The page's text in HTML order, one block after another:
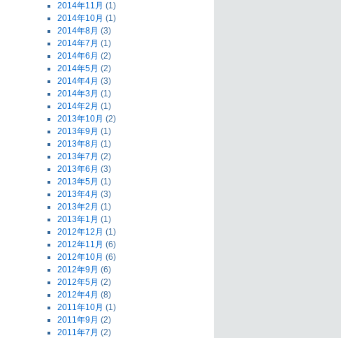
2014年11月 (1)
2014年10月 (1)
2014年8月 (3)
2014年7月 (1)
2014年6月 (2)
2014年5月 (2)
2014年4月 (3)
2014年3月 (1)
2014年2月 (1)
2013年10月 (2)
2013年9月 (1)
2013年8月 (1)
2013年7月 (2)
2013年6月 (3)
2013年5月 (1)
2013年4月 (3)
2013年2月 (1)
2013年1月 (1)
2012年12月 (1)
2012年11月 (6)
2012年10月 (6)
2012年9月 (6)
2012年5月 (2)
2012年4月 (8)
2011年10月 (1)
2011年9月 (2)
2011年7月 (2)